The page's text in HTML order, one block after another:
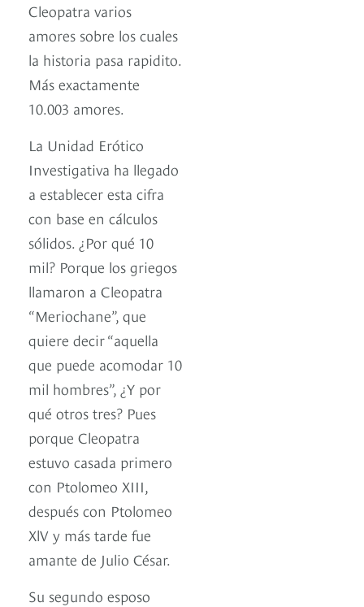
Cleopatra varios
amores sobre los cuales
la historia pasa rapidito.
Más exactamente
10.003 amores.
La Unidad Erótico
Investigativa ha llegado
a establecer esta cifra
con base en cálculos
sólidos. ¿Por qué 10
mil? Porque los griegos
llamaron a Cleopatra
“Meriochane”, que
quiere decir “aquella
que puede acomodar 10
mil hombres”, ¿Y por
qué otros tres? Pues
porque Cleopatra
estuvo casada primero
con Ptolomeo XIII,
después con Ptolomeo
XlV y más tarde fue
amante de Julio César.
Su segundo esposo